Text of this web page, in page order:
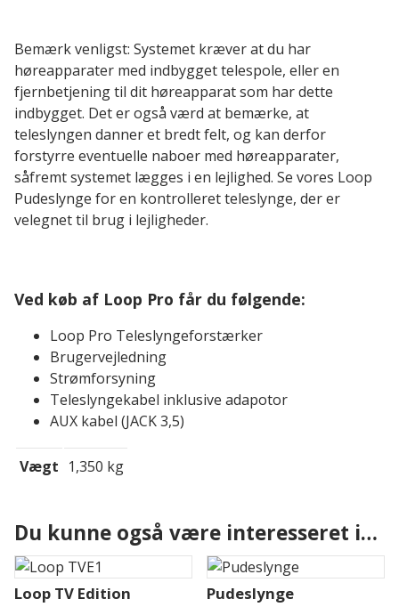
Bemærk venligst: Systemet kræver at du har
høreapparater med indbygget telespole, eller en
fjernbetjening til dit høreapparat som har dette
indbygget. Det er også værd at bemærke, at
teleslyngen danner et bredt felt, og kan derfor
forstyrre eventuelle naboer med høreapparater,
såfremt systemet lægges i en lejlighed. Se vores Loop
Pudeslynge for en kontrolleret teleslynge, der er
velegnet til brug i lejligheder.
Ved køb af Loop Pro får du følgende:
Loop Pro Teleslyngeforstærker
Brugervejledning
Strømforsyning
Teleslyngekabel inklusive adapotor
AUX kabel (JACK 3,5)
Vægt 1,350 kg
Du kunne også være interesseret i…
Loop TV Edition Pudeslynge